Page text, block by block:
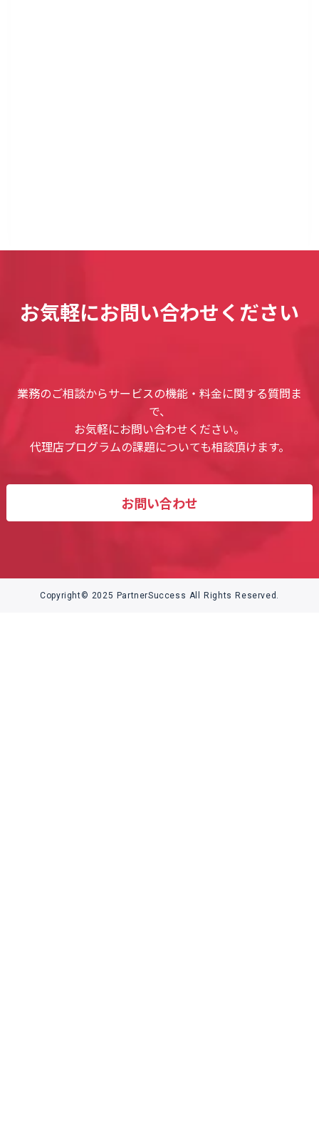
お気軽にお問い合わせください
業務のご相談からサービスの機能・料金に関する質問ま
で、
お気軽にお問い合わせください。
代理店プログラムの課題についても相談頂けます。
お問い合わせ
Copyright© 2025 PartnerSuccess All Rights Reserved.